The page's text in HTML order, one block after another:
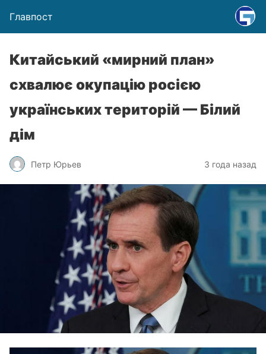
Главпост
Китайський «мирний план»
схвалює окупацію росією
українських територій — Білий
дім
Петр Юрьев 3 года назад